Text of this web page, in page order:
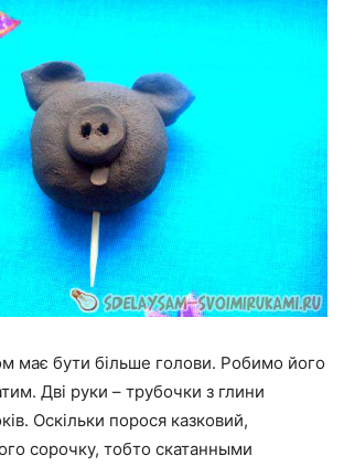
має бути більше голови. Робимо його
Дві руки – трубочки з глини
Оскільки порося казковий,
сорочку, тобто скатанными